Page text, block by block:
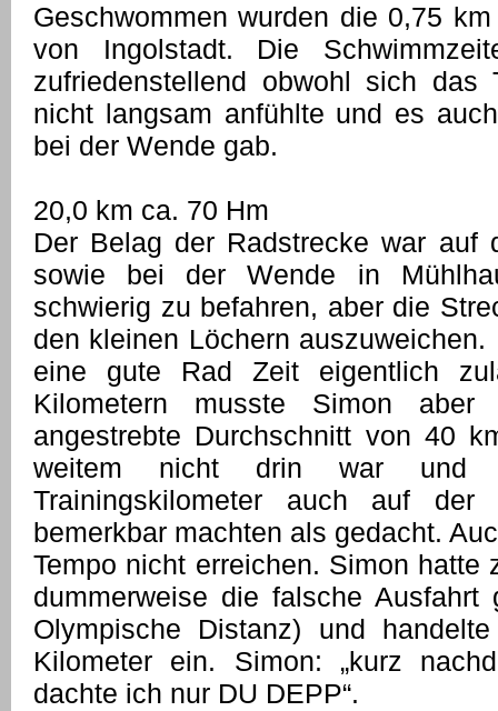
Geschwommen wurden die 0,75
von Ingolstadt. Die
zufriedenstellend obwohl sich das
nicht langsam anfühlte und es
bei der Wende gab.
20,0 km ca. 70 Hm
Der Belag der Radstrecke war auf
sowie bei der Wende in
schwierig zu befahren, aber die
den kleinen Löchern
eine gute Rad Zeit eigentlich
Kilometern musste Simon
angestrebte Durchschnitt von 40
weitem nicht drin war und
Trainingskilometer auch auf der
bemerkbar machten als gedacht.
Tempo nicht erreichen. Simon hatte
dummerweise die falsche Ausfahrt
Olympische Distanz) und
Kilometer ein. Simon: „kurz
dachte ich nur DU DEPP“.